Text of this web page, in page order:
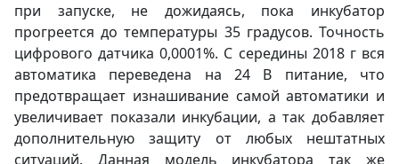
при запуске, не дожидаясь, пока инкубатор
прогреется до температуры 35 градусов. Точность
цифрового датчика 0,0001%. С середины 2018 г вся
автоматика переведена на 24 В питание, что
предотвращает изнашивание самой автоматики и
увеличивает показали инкубации, а так добавляет
дополнительную защиту от любых нештатных
ситуаций. Данная модель инкубатора так же